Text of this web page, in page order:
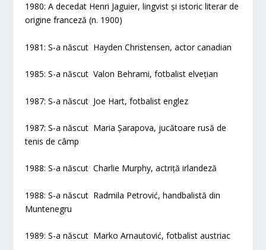
1980: A decedat Henri Jaguier, lingvist și istoric literar de
origine franceză (n. 1900)
1981: S-a născut Hayden Christensen, actor canadian
1985: S-a născut Valon Behrami, fotbalist elvețian
1987: S-a născut Joe Hart, fotbalist englez
1987: S-a născut Maria Șarapova, jucătoare rusă de
tenis de câmp
1988: S-a născut Charlie Murphy, actriță irlandeză
1988: S-a născut Radmila Petrović, handbalistă din
Muntenegru
1989: S-a născut Marko Arnautović, fotbalist austriac